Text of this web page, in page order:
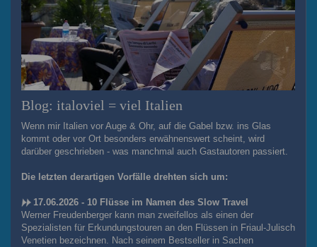
Blog: italoviel = viel Italien
Wenn mir Italien vor Auge & Ohr, auf die Gabel bzw. ins Glas
kommt oder vor Ort besonders erwähnenswert scheint, wird
darüber geschrieben - was manchmal auch Gastautoren passiert.
Die letzten derartigen Vorfälle drehten sich um:
17.06.2026 - 10 Flüsse im Namen des Slow Travel
Werner Freudenberger kann man zweifellos als einen der
Spezialisten für Erkundungstouren an den Flüssen in Friaul-Julisch
Venetien bezeichnen. Nach seinem Bestseller in Sachen